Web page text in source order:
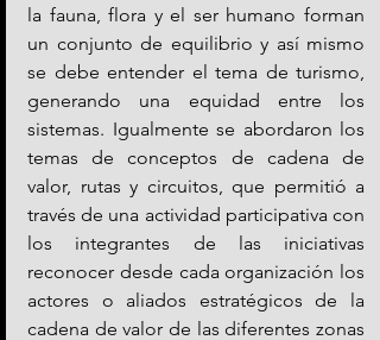
la fauna, flora y el ser humano forman
un conjunto de equilibrio y así mismo
se debe entender el tema de turismo,
generando una equidad entre los
sistemas. Igualmente se abordaron los
temas de conceptos de cadena de
valor, rutas y circuitos, que permitió a
través de una actividad participativa con
los integrantes de las iniciativas
reconocer desde cada organización los
actores o aliados estratégicos de la
cadena de valor de las diferentes zonas